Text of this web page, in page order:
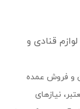
قنادی و
و فروش عمده
نیازهای